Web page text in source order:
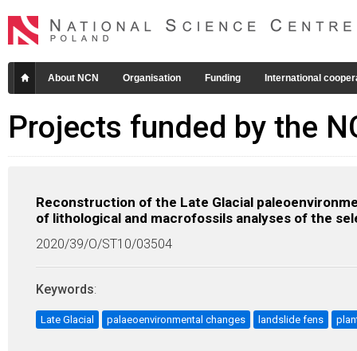
About NCN Organisation Funding International
Projects funded by the
Reconstruction of the Late Glacial
of lithological and macrofossils analyses of the
2020/39/O/ST10/03504
Keywords:
Late Glacial palaeoenvironmental changes landslide fens